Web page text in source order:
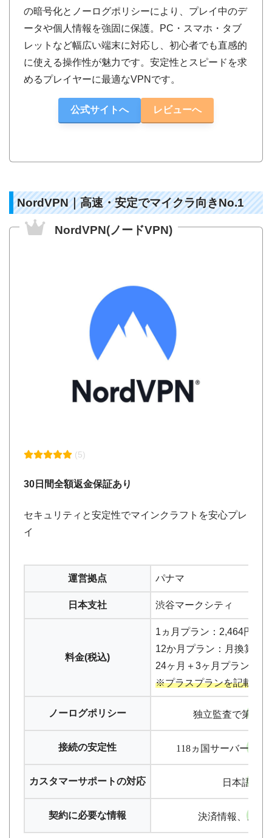
の暗号化とノーログポリシーにより、プレイ中のデ
ータや個人情報を強固に保護。PC・スマホ・タブ
レットなど幅広い端末に対応し、初心者でも直感的
に使える操作性が魅力です。安定性とスピードを求
めるプレイヤーに最適なVPNです。
公式サイトへ レビューへ
NordVPN｜高速・安定でマイクラ向きNo.1
NordVPN(ノードVPN)
(5)
30日間全額返金保証あり
セキュリティと安定性でマインクラフトを安心プレ
イ
運営拠点 パナマ
日本支社 渋谷マークシティ
料金(税込)
1ヵ月プラン：2,464円
12か月プラン：月換算
24ヶ月＋3ヶ月プラン：
※プラスプランを記載
ノーログポリシー 独立監査で第三
接続の安定性 118ヵ国サーバー設置
カスタマーサポートの対応 日本語自
契約に必要な情報 決済情報、メー